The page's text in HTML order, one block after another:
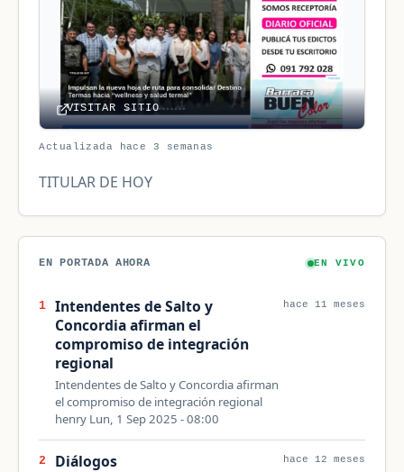
VISITAR SITIO
Actualizada hace 3 semanas
TITULAR DE HOY
EN PORTADA AHORA EN VIVO
1
Intendentes de Salto y
Concordia afirman el
compromiso de integración
regional
Intendentes de Salto y Concordia afirman
el compromiso de integración regional
henry Lun, 1 Sep 2025 - 08:00
hace 11 meses
2 Diálogos hace 12 meses